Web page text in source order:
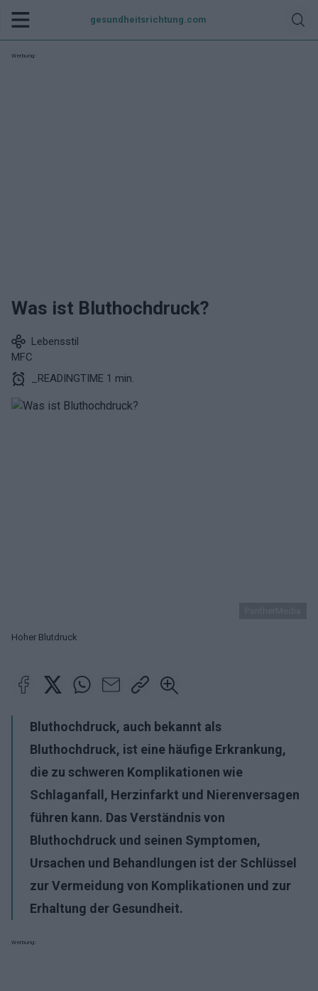
gesundheitsrichtung.com
Werbung:
Was ist Bluthochdruck?
Lebensstil
MFC
_READINGTIME 1 min.
Hoher Blutdruck
Bluthochdruck, auch bekannt als
Bluthochdruck, ist eine häufige Erkrankung,
die zu schweren Komplikationen wie
Schlaganfall, Herzinfarkt und Nierenversagen
führen kann. Das Verständnis von
Bluthochdruck und seinen Symptomen,
Ursachen und Behandlungen ist der Schlüssel
zur Vermeidung von Komplikationen und zur
Erhaltung der Gesundheit.
Werbung: